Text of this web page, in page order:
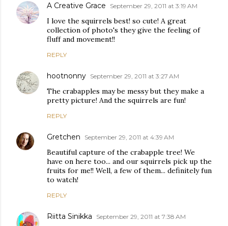
A Creative Grace September 29, 2011 at 3:19 AM
I love the squirrels best! so cute! A great
collection of photo's they give the feeling of
fluff and movement!!
REPLY
hootnonny September 29, 2011 at 3:27 AM
The crabapples may be messy but they make a
pretty picture! And the squirrels are fun!
REPLY
Gretchen September 29, 2011 at 4:39 AM
Beautiful capture of the crabapple tree! We
have on here too... and our squirrels pick up the
fruits for me!! Well, a few of them... definitely fun
to watch!
REPLY
Riitta Sinikka September 29, 2011 at 7:38 AM